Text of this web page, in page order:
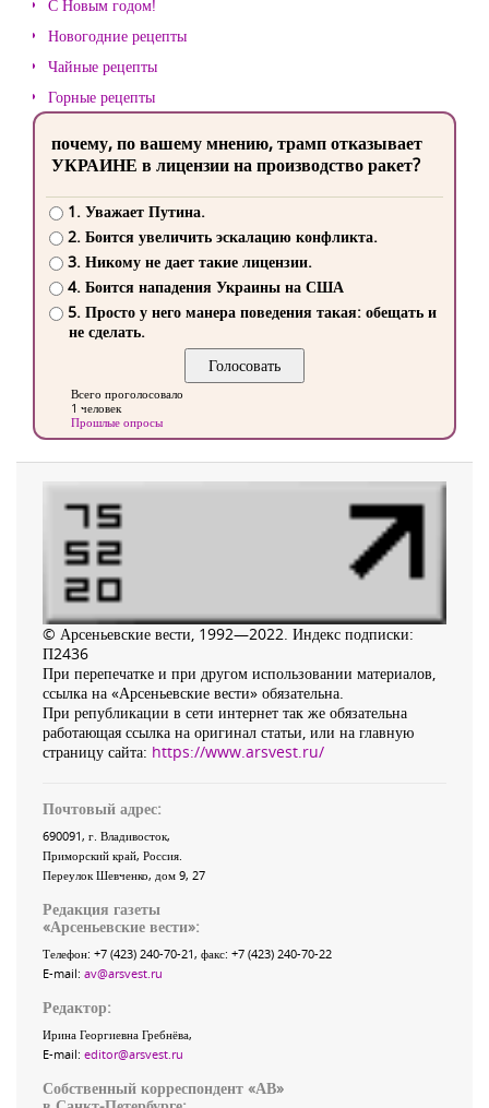
С Новым годом!
Новогодние рецепты
Чайные рецепты
Горные рецепты
почему, по вашему мнению, трамп отказывает
УКРАИНЕ в лицензии на производство ракет?
1. Уважает Путина.
2. Боится увеличить эскалацию конфликта.
3. Никому не дает такие лицензии.
4. Боится нападения Украины на США
5. Просто у него манера поведения такая: обещать и
не сделать.
Всего проголосовало
1 человек
Прошлые опросы
© Арсеньевские вести, 1992—2022. Индекс подписки:
П2436
При перепечатке и при другом использовании материалов,
ссылка на «Арсеньевские вести» обязательна.
При републикации в сети интернет так же обязательна
работающая ссылка на оригинал статьи, или на главную
страницу сайта: https://www.arsvest.ru/
Почтовый адрес:
690091, г. Владивосток,
Приморский край, Россия
Переулок Шевченко, дом 9, 27
Редакция газеты
«Арсеньевские вести»:
Телефон: +7 (423) 240-70-21, факс: +7 (423) 240-70-22
E-mail: av@arsvest.ru
Редактор:
Ирина Георгиевна Гребнёва,
E-mail: editor@arsvest.ru
Собственный корреспондент «АВ»